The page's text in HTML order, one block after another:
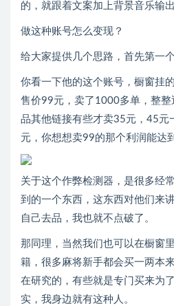
的，就跟着文案加上背景音乐输
做这种账号怎么变现？
给大家提供几个思路，首先第一
你看一下他的这个账号，橱窗挂
售价99元，卖了1000多单，整
品其他链接有些才卖35元，45元
元，你想想卖99的那个利润能达
关于这个作弊检测器，是很多经
到的一个东西，这东西对他们来
自己去品，我也就不点破了。
那同理，当然我们也可以在橱窗
籍，很多麻将新手都会买一两本
在研究的，有些就是专门买来为
实，我身边就有这种人。